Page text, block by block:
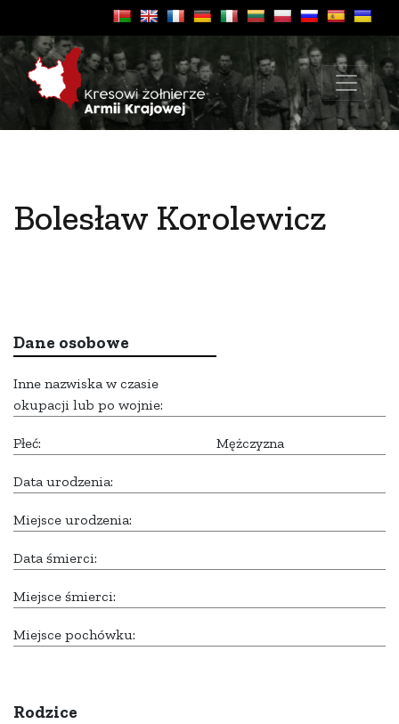
Bolesław Korolewicz
Dane osobowe
Inne nazwiska w czasie
okupacji lub po wojnie:
Płeć: Mężczyzna
Data urodzenia:
Miejsce urodzenia:
Data śmierci:
Miejsce śmierci:
Miejsce pochówku:
Rodzice